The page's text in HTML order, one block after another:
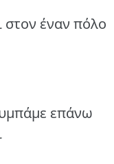
έναν πόλο
επάνω